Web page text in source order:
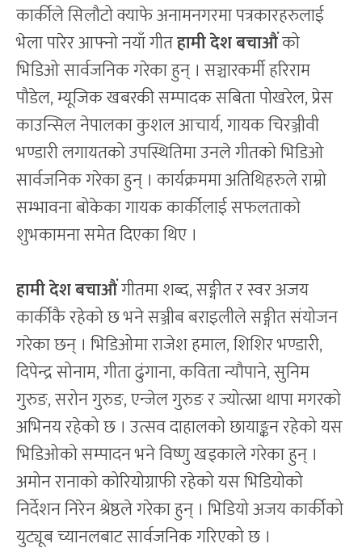
कार्कीले सिलौटो क्याफे अनामनगरमा पत्रकारहरुलाई
भेला पारेर आफ्नो नयाँ गीतहामी देश बचाऔंको
भिडिओ सार्वजनिक गरेका हुन् । सञ्चारकर्मी हरिराम
पौडेल, म्यूजिक खबरकी सम्पादक सबिता पोखरेल, प्रेस
काउन्सिल नेपालका कुशल आचार्य, गायक चिरञ्जीवी
भण्डारी लगायतको उपस्थितिमा उनले गीतको भिडिओ
सार्वजनिक गरेका हुन् । कार्यक्रममा अतिथिहरुले राम्रो
सम्भावना बोकेका गायक कार्कीलाई सफलताको
शुभकामना समेत दिएका थिए ।
हामी देश बचाऔंगीतमा शब्द, सङ्गीत र स्वर अजय
कार्कीकै रहेको छ भने सञ्जीब बराइलीले सङ्गीत संयोजन
गरेका छन् । भिडिओमा राजेश हमाल, शिशिर भण्डारी,
दिपेन्द्र सोनाम, गीता ढुंगाना, कविता न्यौपाने, सुनिम
गुरुङ, सरोन गुरुङ, एन्जेल गुरुङ र ज्योत्स्ना थापा मगरको
अभिनय रहेको छ । उत्सव दाहालको छायाङ्कन रहेको यस
भिडिओको सम्पादन भने विष्णु खड्काले गरेका हुन् ।
अमोन रानाको कोरियोग्राफी रहेको यस भिडियोको
निर्देशन निरेन श्रेष्ठले गरेका हुन् । भिडियो अजय कार्कीको
युट्यूब च्यानलबाट सार्वजनिक गरिएको छ ।